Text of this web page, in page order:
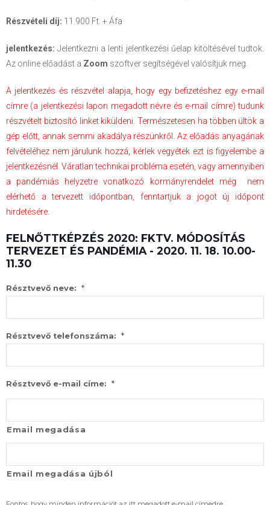
Részvételi díj: 11.900 Ft. + Áfa
jelentkezés:Jelentkezni a lenti jelentkezési űelap kitöltésével tudtok.
Az online előadást a Zoom szoftver segítségével valósítjuk meg.
A jelentkezés és részvétel alapja, hogy egy befizetéshez egy e-mail
címre (a jelentkezési lapon megadott névre és e-mail címre) tudunk
részvételt biztosító linket kiküldeni. Természetesen ha többen ültök a
gép előtt, annak semmi akadálya részünkről. Az előadás anyagának
felvételéhez nem járulunk hozzá, kérlek vegyétek ezt is figyelembe a
jelentkezésnél. Váratlan technikai probléma esetén, vagy amennyiben
a pandémiás helyzetre vonatkozó kormányrendelet még nem
elérhető a tervezett időpontban, fenntartjuk a jogot új időpont
hirdetésére.
FELNŐTTKÉPZÉS 2020: FKTV. MÓDOSÍTÁS
TERVEZET ÉS PANDÉMIA - 2020. 11. 18. 10.00-
11.30
Résztvevő neve: *
Résztvevő telefonszáma: *
Résztvevő e-mail címe: *
Email megadása
Email megadása újból